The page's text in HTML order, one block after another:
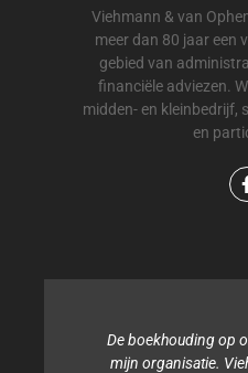
Viehmann & van
meer dan 80 jaar een
gebied van
financiële adviezen.
midden- en kleinbedrijf,
en
De boekhouding op
mijn organisatie.